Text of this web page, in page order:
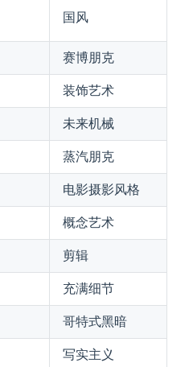
国风
赛博朋克
装饰艺术
未来机械
蒸汽朋克
电影摄影风格
概念艺术
剪辑
充满细节
哥特式黑暗
写实主义